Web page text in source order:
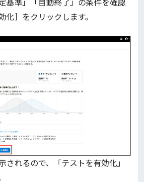
化］をクリックします。
されるので、「テストを有効化」